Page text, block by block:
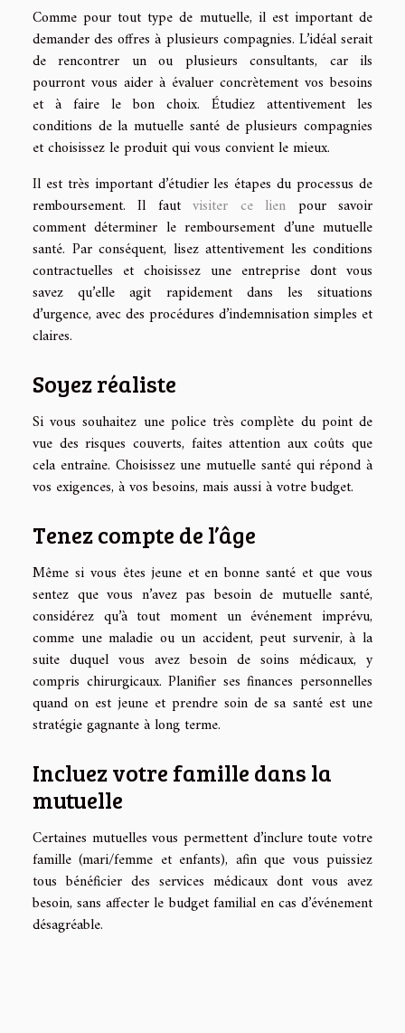
Comme pour tout type de mutuelle, il est important de
demander des offres à plusieurs compagnies. L’idéal serait
de rencontrer un ou plusieurs consultants, car ils
pourront vous aider à évaluer concrètement vos besoins
et à faire le bon choix. Étudiez attentivement les
conditions de la mutuelle santé de plusieurs compagnies
et choisissez le produit qui vous convient le mieux.
Il est très important d’étudier les étapes du processus de
remboursement. Il fautvisiter ce lien pour savoir
comment déterminer le remboursement d’une mutuelle
santé. Par conséquent, lisez attentivement les conditions
contractuelles et choisissez une entreprise dont vous
savez qu’elle agit rapidement dans les situations
d’urgence, avec des procédures d’indemnisation simples et
claires.
Soyez réaliste
Si vous souhaitez une police très complète du point de
vue des risques couverts, faites attention aux coûts que
cela entraîne. Choisissez une mutuelle santé qui répond à
vos exigences, à vos besoins, mais aussi à votre budget.
Tenez compte de l’âge
Même si vous êtes jeune et en bonne santé et que vous
sentez que vous n’avez pas besoin de mutuelle santé,
considérez qu’à tout moment un événement imprévu,
comme une maladie ou un accident, peut survenir, à la
suite duquel vous avez besoin de soins médicaux, y
compris chirurgicaux. Planifier ses finances personnelles
quand on est jeune et prendre soin de sa santé est une
stratégie gagnante à long terme.
Incluez votre famille dans la
mutuelle
Certaines mutuelles vous permettent d’inclure toute votre
famille (mari/femme et enfants), afin que vous puissiez
tous bénéficier des services médicaux dont vous avez
besoin, sans affecter le budget familial en cas d’événement
désagréable.